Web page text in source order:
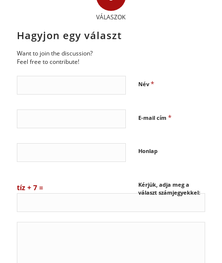
VÁLASZOK
Hagyjon egy választ
Want to join the discussion?
Feel free to contribute!
Név *
E-mail cím *
Honlap
Kérjük, adja meg a
választ számjegyekkel:
tíz + 7 =